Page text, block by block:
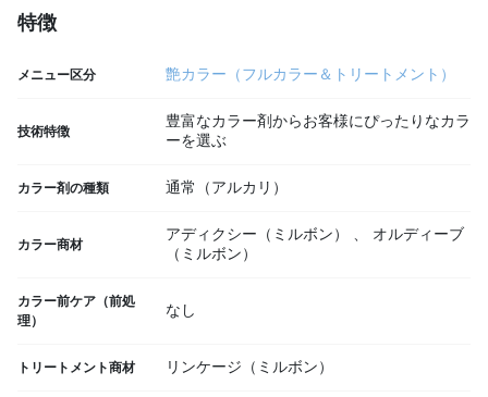
特徴
メニュー区分 艶カラー（フルカラー＆トリートメント）
技術特徴
豊富なカラー剤からお客様にぴったりなカラ
ーを選ぶ
カラー剤の種類 通常（アルカリ）
カラー商材
アディクシー（ミルボン） 、
オルディーブ
（ミルボン）
カラー前ケア（前処
理）
なし
トリートメント商材 リンケージ（ミルボン）